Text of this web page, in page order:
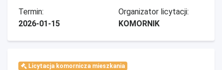
Termin:
2026-01-15
Organizator licytacji:
KOMORNIK
Licytacja komornicza mieszkania